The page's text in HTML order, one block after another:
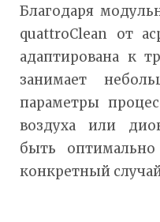
Благодаря
quattroClean от
адаптирована к
занимает
параметры
воздуха или
быть
конкретный